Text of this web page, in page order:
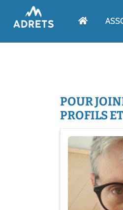
POUR
PROFILS